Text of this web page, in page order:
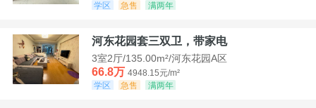
学区
急售 满两年
河东花园套三双卫，带家电
3室2厅/135.00m²/河东花园A区
66.8万 4948.15元/m²
学区
急售 满两年